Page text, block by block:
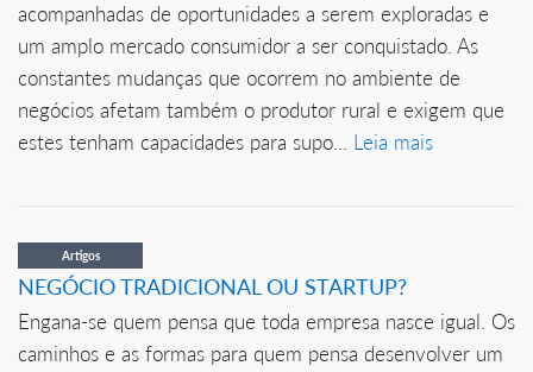
acompanhadas de oportunidades a serem exploradas e
um amplo mercado consumidor a ser conquistado. As
constantes mudanças que ocorrem no ambiente de
negócios afetam também o produtor rural e exigem que
estes tenham capacidades para supo... Leia mais
Artigos
NEGÓCIO TRADICIONAL OU STARTUP?
Engana-se quem pensa que toda empresa nasce igual. Os
caminhos e as formas para quem pensa desenvolver um